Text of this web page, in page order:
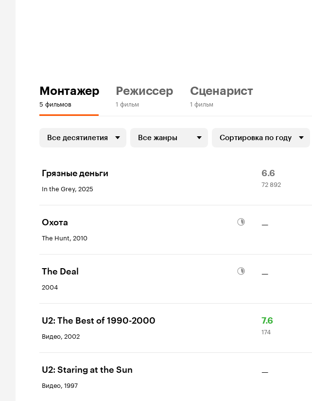
Монтажер
5 фильмов
Режиссер
1 фильм
Сценарист
1 фильм
Все десятилетия Все жанры Сортировка по году
Грязные деньги
In the Grey, 2025
Рейтинг
Кинопоиска
6.6
72
892
72 892
Охота
The Hunt, 2010
—
The Deal
2004
—
U2: The Best of 1990-2000
Видео, 2002
Рейтинг
Кинопоиска
7.6
174
оценки
174
U2: Staring at the Sun
Видео, 1997
—